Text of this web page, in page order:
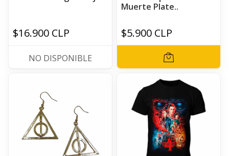
$16.900 CLP
NO DISPONIBLE
Muerte Plate..
$5.900 CLP